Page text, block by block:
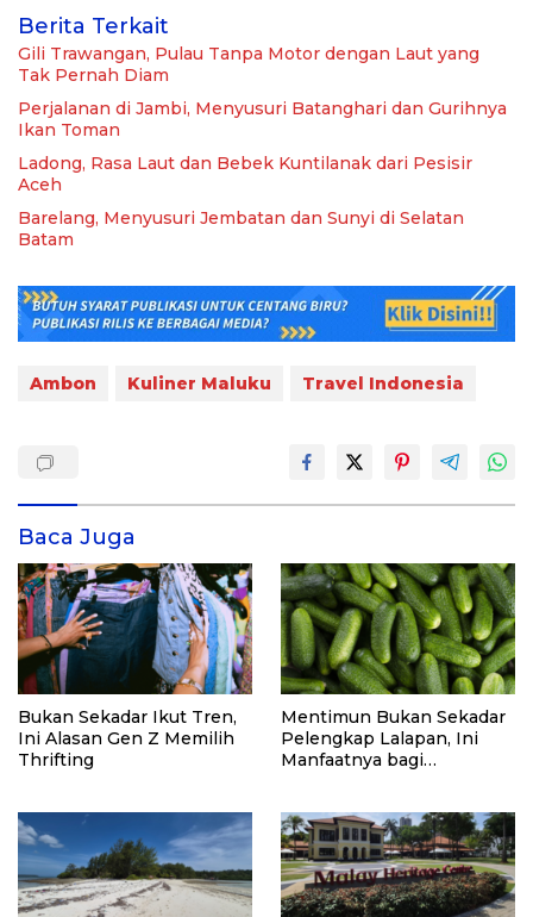
Berita Terkait
Gili Trawangan, Pulau Tanpa Motor dengan Laut yang
Tak Pernah Diam
Perjalanan di Jambi, Menyusuri Batanghari dan Gurihnya
Ikan Toman
Ladong, Rasa Laut dan Bebek Kuntilanak dari Pesisir
Aceh
Barelang, Menyusuri Jembatan dan Sunyi di Selatan
Batam
Ambon Kuliner Maluku Travel Indonesia
Baca Juga
Bukan Sekadar Ikut Tren,
Ini Alasan Gen Z Memilih
Thrifting
Mentimun Bukan Sekadar
Pelengkap Lalapan, Ini
Manfaatnya bagi